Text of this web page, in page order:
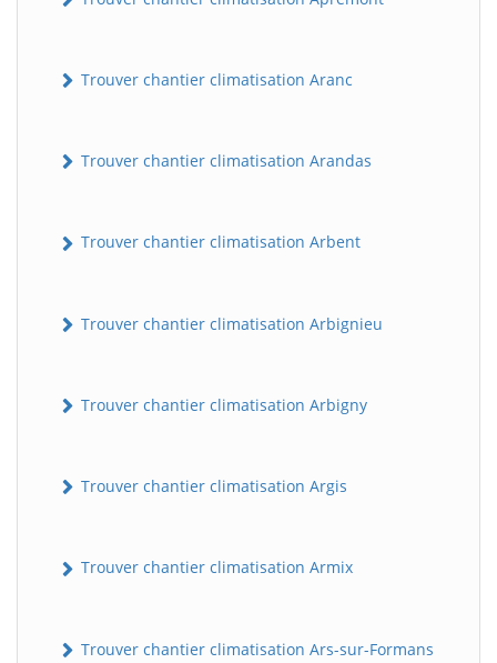
Trouver chantier climatisation Aranc
Trouver chantier climatisation Arandas
Trouver chantier climatisation Arbent
Trouver chantier climatisation Arbignieu
Trouver chantier climatisation Arbigny
Trouver chantier climatisation Argis
Trouver chantier climatisation Armix
Trouver chantier climatisation Ars-sur-Formans